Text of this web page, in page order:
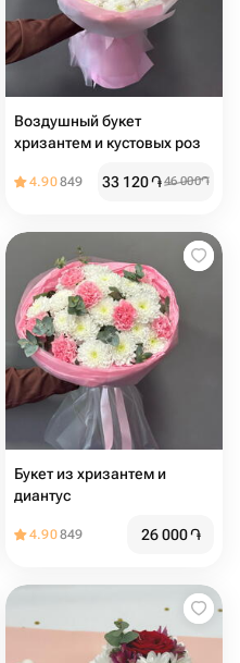
Воздушный букет
хризантем и кустовых роз
4.90849 33 120֏46 000֏
Букет из хризантем и
диантус
4.90849 26 000֏